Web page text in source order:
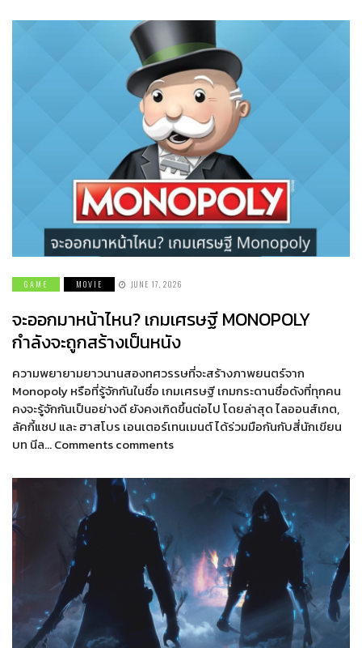
GAME MOVIE JUNE 17, 2026
จะออกมาหน้าไหน? เกมเศรษฐี MONOPOLY
กำลังจะถูกสร้างเป็นหนัง
ความพยายามยาวนานสองทศวรรษที่จะสร้างภาพยนตร์จาก
Monopoly หรือที่รู้จักกันในชื่อ เกมเศรษฐี เกมกระดานชื่อดังที่ทุกคน
คงจะรู้จักกันเป็นอย่างดี ยังคงเกิดขึ้นต่อไป โดยล่าสุด ไลออนส์เกต,
ลัคกี้แชป และ ฮาสโบร เอนเตอร์เทนเมนต์ ได้ร่วมมือกันกับสี่นักเขียน
บท นีล… Comments comments